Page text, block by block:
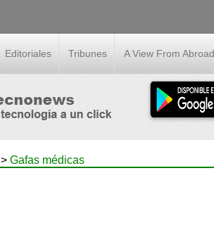
Editoriales Tribunes A View From Abroad
> Gafas médicas